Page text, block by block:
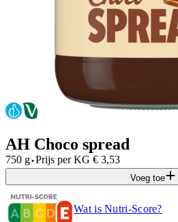
AH Choco spread
750 g·Prijs per KG € 3,53
Voeg toe
Wat is Nutri-Score?